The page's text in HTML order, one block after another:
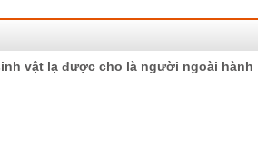
vật lạ được cho là người ngoài hành